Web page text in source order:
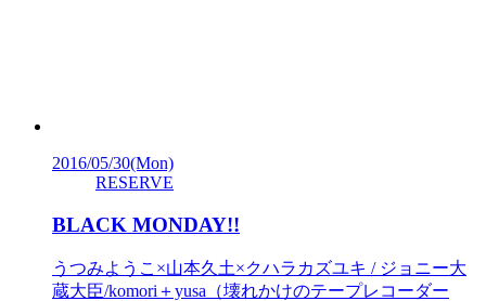
2016/05/30(Mon)
RESERVE
BLACK MONDAY!!
うつみようこ×山本久土×クハラカズユキ / ジョニー大
蔵大臣/komori＋yusa（壊れかけのテープレコーダー